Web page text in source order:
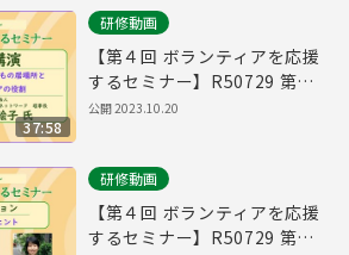
37:58
研修動画
【第４回 ボランティアを応援
するセミナー】R50729 第１
部 基調講演
公開2023.10.20
研修動画
【第４回 ボランティアを応援
するセミナー】R50729 第２